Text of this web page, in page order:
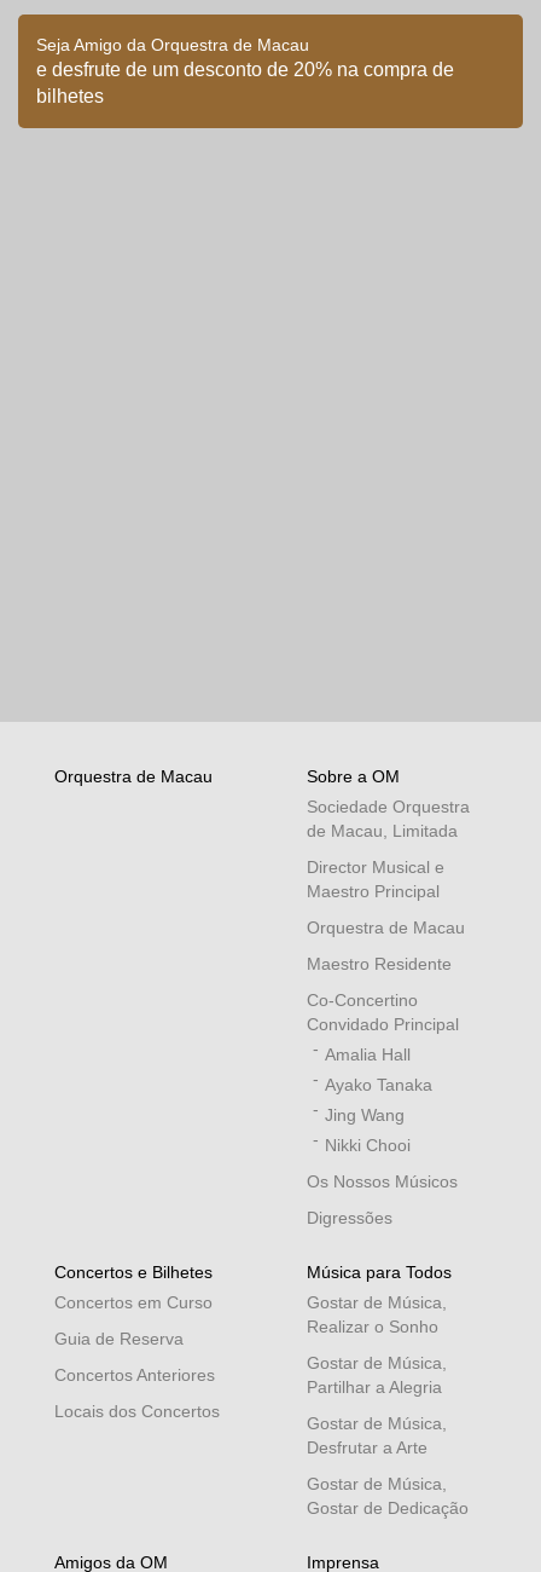
Seja Amigo da Orquestra de Macau
e desfrute de um desconto de 20% na compra de
bilhetes
Orquestra de Macau
Sobre a OM
Sociedade Orquestra
de Macau, Limitada
Director Musical e
Maestro Principal
Orquestra de Macau
Maestro Residente
Co-Concertino
Convidado Principal
Amalia Hall
Ayako Tanaka
Jing Wang
Nikki Chooi
Os Nossos Músicos
Digressões
Concertos e Bilhetes
Concertos em Curso
Guia de Reserva
Concertos Anteriores
Locais dos Concertos
Música para Todos
Gostar de Música,
Realizar o Sonho
Gostar de Música,
Partilhar a Alegria
Gostar de Música,
Desfrutar a Arte
Gostar de Música,
Gostar de Dedicação
Amigos da OM Imprensa